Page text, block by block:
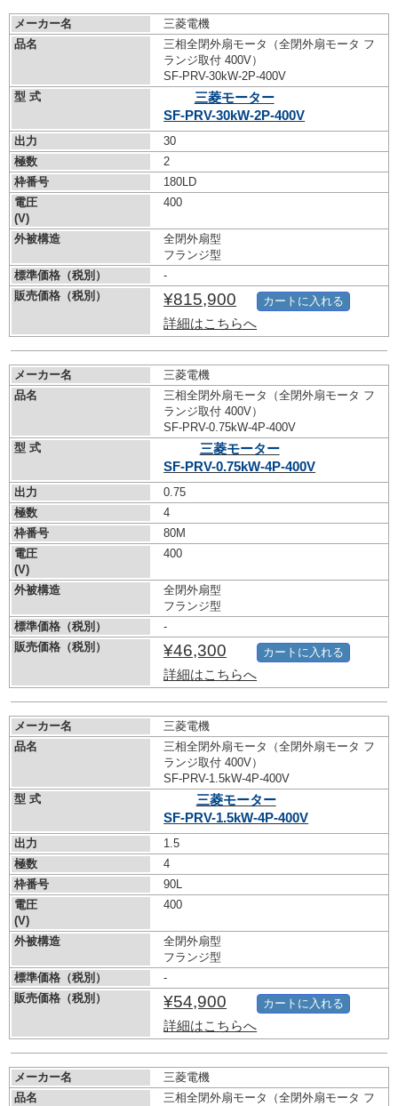
メーカー名
三菱電機
品名
三相全閉外扇モータ（全閉外扇モータ フ
ランジ取付 400V）
SF-PRV-30kW-2P-400V
型 式
三菱モーター
SF-PRV-30kW-2P-400V
出力
30
極数
2
枠番号
180LD
電圧
(V)
400
外被構造
全閉外扇型
フランジ型
標準価格（税別）
-
販売価格（税別）
¥815,900
詳細はこちらへ
カートに入れる
メーカー名
三菱電機
品名
三相全閉外扇モータ（全閉外扇モータ フ
ランジ取付 400V）
SF-PRV-0.75kW-4P-400V
型 式
三菱モーター
SF-PRV-0.75kW-4P-400V
出力
0.75
極数
4
枠番号
80M
電圧
(V)
400
外被構造
全閉外扇型
フランジ型
標準価格（税別）
-
販売価格（税別）
¥46,300
詳細はこちらへ
カートに入れる
メーカー名
三菱電機
品名
三相全閉外扇モータ（全閉外扇モータ フ
ランジ取付 400V）
SF-PRV-1.5kW-4P-400V
型 式
三菱モーター
SF-PRV-1.5kW-4P-400V
出力
1.5
極数
4
枠番号
90L
電圧
(V)
400
外被構造
全閉外扇型
フランジ型
標準価格（税別）
-
販売価格（税別）
¥54,900
詳細はこちらへ
カートに入れる
メーカー名
三菱電機
品名
三相全閉外扇モータ（全閉外扇モータ フ